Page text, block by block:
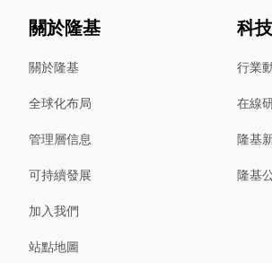
關於隆基
關於隆基
全球化布局
管理層信息
可持續發展
加入我們
站點地圖
科
行業
在線
隆基
隆基